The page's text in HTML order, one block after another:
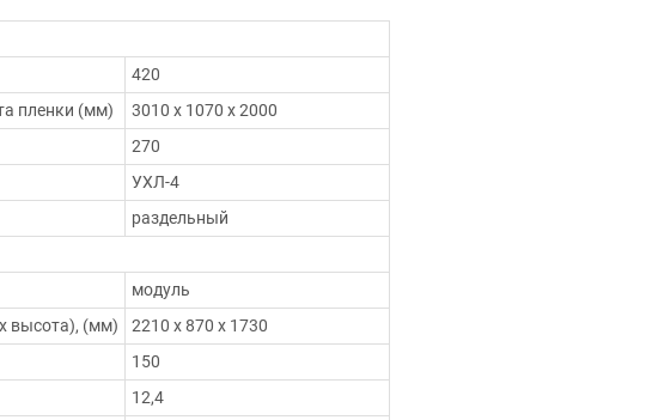
420
пленки (мм)
3010 х 1070 х 2000
270
УХЛ-4
раздельный
модуль
высота), (мм)
2210 х 870 х 1730
150
12,4